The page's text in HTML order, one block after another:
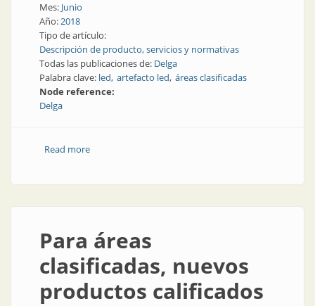
Mes: Junio
Año:2018
Tipo de artículo:
Descripción de producto, servicios y normativas
Todas las publicaciones de: Delga
Palabra clave: led artefacto led áreas clasificadas
Node reference:
Delga
Read moreabout Led para las áreas más difíciles
Para áreas
clasificadas, nuevos
productos calificados